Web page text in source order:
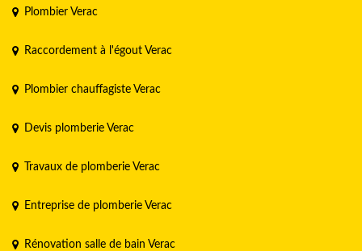
Plombier Verac
Raccordement à l'égout Verac
Plombier chauffagiste Verac
Devis plomberie Verac
Travaux de plomberie Verac
Entreprise de plomberie Verac
Rénovation salle de bain Verac